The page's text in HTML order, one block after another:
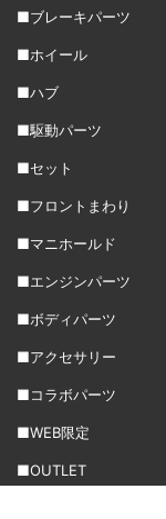
■ブレーキパーツ
■ホイール
■ハブ
■駆動パーツ
■セット
■フロントまわり
■マニホールド
■エンジンパーツ
■ボディパーツ
■アクセサリー
■コラボパーツ
■WEB限定
■OUTLET